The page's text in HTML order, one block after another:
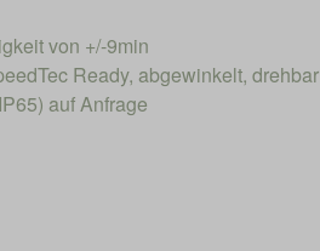
von +/-9min
Ready, abgewinkelt, drehbar
auf Anfrage